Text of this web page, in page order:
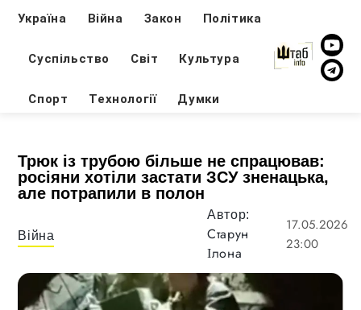
Україна Війна Закон Політика
Суспільство Світ Культура
Спорт Технології Думки
Трюк із трубою більше не спрацював:
росіяни хотіли застати ЗСУ зненацька,
але потрапили в полон
Війна
Автор:
Старун
Ілона
17.05.2026
23:00